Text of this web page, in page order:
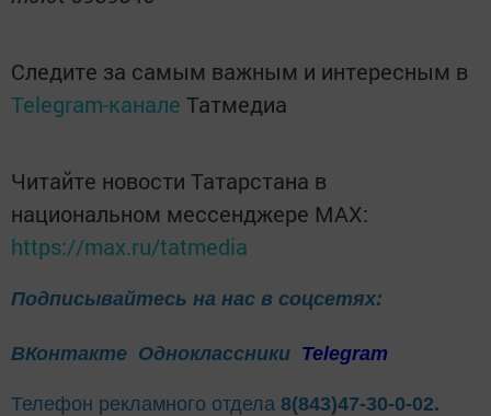
Следите за самым важным и интересным в
Telegram-канале Татмедиа
Читайте новости Татарстана в
национальном мессенджере MАХ:
https://max.ru/tatmedia
Подписывайтесь на нас в соцсетях:
ВКонтакте Одноклассники Telegram
Телефон рекламного отдела 8(843)47-30-0-02.